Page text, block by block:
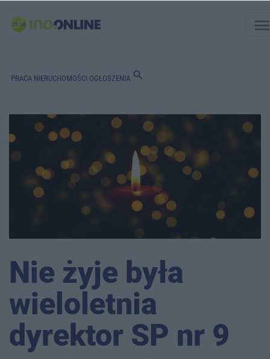
PRACA NIERUCHOMOŚCI OGŁOSZENIA search
Nie żyje była
wieloletnia
dyrektor SP nr 9